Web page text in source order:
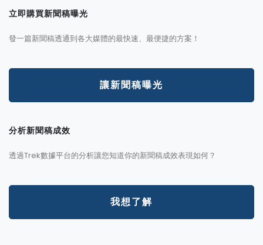
立即購買新聞稿曝光
發一篇新聞稿透通到各大媒體的最快速、最便捷的方案！
讓新聞稿曝光
分析新聞稿成效
透過Trek數據平台的分析讓您知道你的新聞稿成效表現如何？
我想了解